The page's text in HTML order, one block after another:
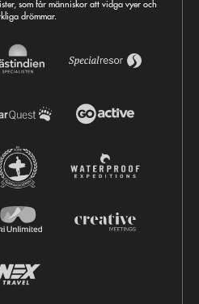
som får människor att vidga vyer och
drömmar.